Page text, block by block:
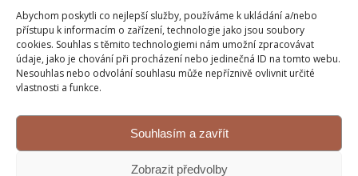
Abychom poskytli co nejlepší služby, používáme k ukládání a/nebo
přístupu k informacím o zařízení, technologie jako jsou soubory
cookies. Souhlas s těmito technologiemi nám umožní zpracovávat
údaje, jako je chování při procházení nebo jedinečná ID na tomto webu.
Nesouhlas nebo odvolání souhlasu může nepříznivě ovlivnit určité
vlastnosti a funkce.
Souhlasím a zavřít
Zobrazit předvolby
Ochrana osobních údajů
Kontakt
Reklamace a vrácení
© 2026 Sweetflow.cz